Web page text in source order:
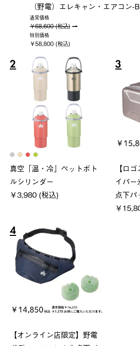
（野電）エレキャン・エアコン-
通常価格
￥68,600 (税込)
特別価格
￥58,800 (税込)
2
真空「温・冷」ペットボト
ルシリンダー
￥3,980 (税込)
3
【ロ
イパー
点下パ
￥
4
【オンライン店限定】野電